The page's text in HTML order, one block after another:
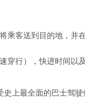
客送到目的地，并
穿行），快进时间
上最全面的巴士驾驶